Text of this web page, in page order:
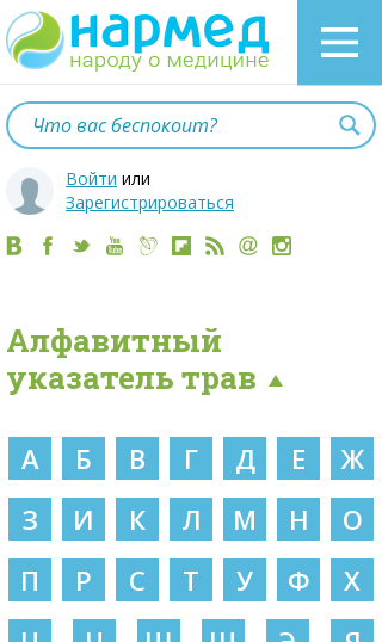
Войти или
Зарегистрироваться
Алфавитный
указатель трав
А Б В Г Д Е
Ж
З
И К Л М Н
О
П
Р С Т У Ф
Х